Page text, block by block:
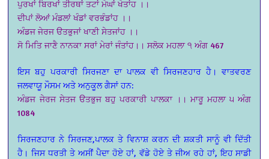
ਪੁਰਖਾਂ ਬਿਰਖਾਂ ਤੀਰਥਾਂ ਤਟਾਂ ਮੇਘਾਂ ਖੇਤਾਂਹ ।।
ਦੀਪਾਂ ਲੋਆਂ ਮੰਡਲਾਂ ਖੰਡਾਂ ਵਰਭੰਡਾਂਹ ।।
ਅੰਡਜ ਜੇਰਜ ੳਤਭੁਜਾਂ ਖਾਣੀ ਸੇਤਜਾਂਹ ।।
ਸੋ ਮਿਤਿ ਜਾਣੈ ਨਾਨਕਾ ਸਰਾਂ ਮੇਰਾਂ ਜੰਤਾਂਹ।। ਸਲੋਕ ਮਹਲਾ ੧ ਅੰਗ 467
ਇਸ ਬਹੁ ਪਰਕਾਰੀ ਸਿਰਜਣਾ ਦਾ ਪਾਲਕ ਵੀ ਸਿਰਜਣਹਾਰ ਹੈ। ਵਾਤਵਰਣ
ਜਲਵਾਯੂ ਮੌਸਮ ਅਤੇ ਅਨੁਕੂਲ ਗੈਸਾਂ ਹਨ:
ਅੰਡਜ ਜੇਰਜ ਸੇਤਜ ੳਤਭੁਜ ਬਹੁ ਪਰਕਾਰੀ ਪਾਲਕਾ ।। ਮਾਰੂ ਮਹਲਾ ੫ ਅੰਗ
1084
ਸਿਰਜਣਹਾਰ ਨੇ ਸਿਰਜਣ,ਪਾਲਕ ਤੇ ਵਿਨਾਸ਼ ਕਰਨ ਦੀ ਸ਼ਕਤੀ ਸਾਨੂੰ ਵੀ ਦਿੱਤੀ
ਹੈ। ਜਿਸ ਧਰਤੀ ਤੇ ਅਸੀਂ ਪੈਦਾ ਹੋਏ ਹਾਂ, ਵੱਡੇ ਹੋਏ ਤੇ ਜੀਅ ਰਹੇ ਹਾਂ, ਇਹ ਸਾਡੀ